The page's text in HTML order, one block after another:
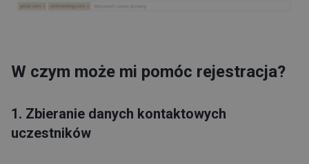
W czym może mi pomóc rejestracja?
1. Zbieranie danych kontaktowych
uczestników